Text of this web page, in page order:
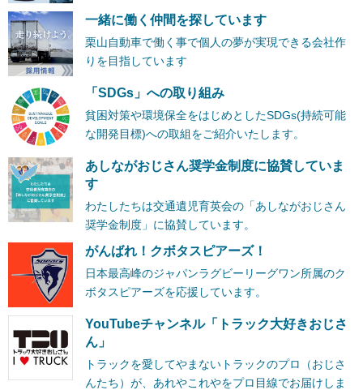
一緒に働く仲間を探しています
栗山自動車で働く事で個人の夢が実現できる会社作
りを目指しています
「SDGs」への取り組み
貧困対策や環境保全をはじめとしたSDGs(持続可能
な開発目標)への取組をご紹介いたします。
あしながおじさん奨学金制度に協賛していま
す
わたしたちは交通遺児育英会の「あしながおじさん
奨学金制度」に協賛しています。
がんばれ！クボタスピアーズ！
日本最高峰のジャパンラグビーリーグワン所属のク
ボタスピアーズを応援しています。
YouTubeチャンネル「トラック大好きおじさ
ん」
トラックを愛してやまないトラックのプロ（おじさ
んたち）が、あれやこれやをプロ目線でお届けしま